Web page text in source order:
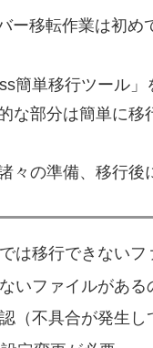
ー移転作業は初め
簡単移行ツール
な部分は簡単に移
々の準備、移行後
は移行できないフ
いファイルがあ
（不具合が発生し